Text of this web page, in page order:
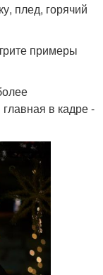
плед, горячий
примеры
в кадре -